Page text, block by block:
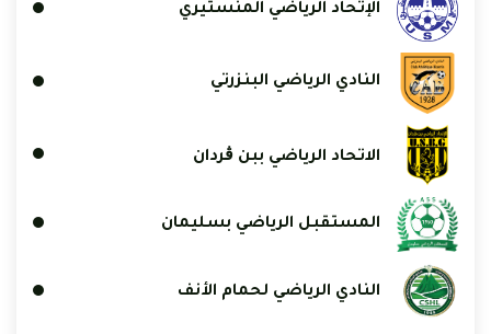
الإتحاد الرياضي المنستيري
النادي الرياضي البنزرتي
الاتحاد الرياضي ببن ڨردان
المستقبل الرياضي بسليمان
النادي الرياضي لحمام الأنف